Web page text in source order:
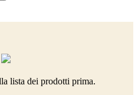
lista dei prodotti prima.